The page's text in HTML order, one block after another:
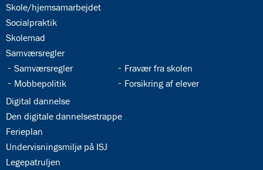
34.3:
Skole/hjemsamarbejdet
34.4:
Socialpraktik
34.5:
Skolemad
34.6:
Samværsregler
34.7:
Samværsregler 34.8:
Fravær fra skolen
34.9:
Mobbepolitik 34.10:
Forsikring af elever
34.11:
Digital dannelse
34.12:
Den digitale dannelsestrappe
34.13:
Ferieplan
34.14:
Undervisningsmiljø på ISJ
34.15:
Legepatruljen